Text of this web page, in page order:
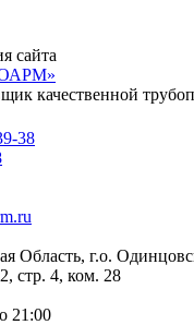
сайта
качественной
38
Область, г.о.
стр. 4, ком. 28
21:00